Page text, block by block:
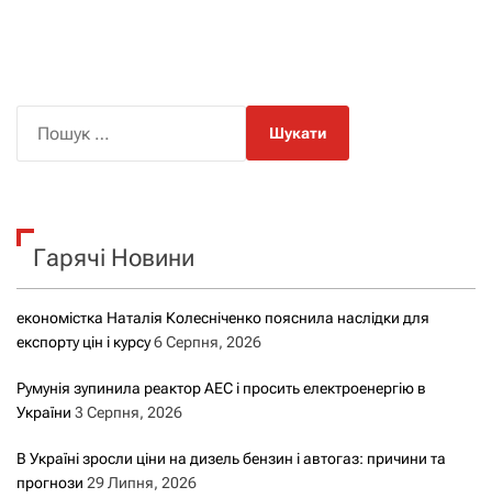
к
Гарячі Новини
економістка Наталія Колесніченко пояснила наслідки для
експорту цін і курсу6 Серпня, 2026
Румунія зупинила реактор АЕС і просить електроенергію в
України 3 Серпня, 2026
В Україні зросли ціни на дизель бензин і автогаз: причини та
прогнози 29 Липня, 2026